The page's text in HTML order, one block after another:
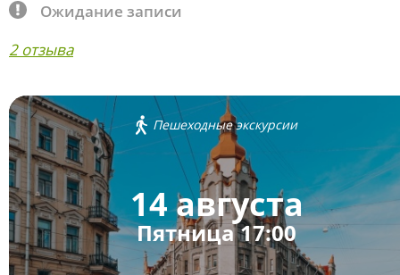
Ожидание записи
2 отзыва
Пешеходные экскурсии
14 августа
Пятница 17:00